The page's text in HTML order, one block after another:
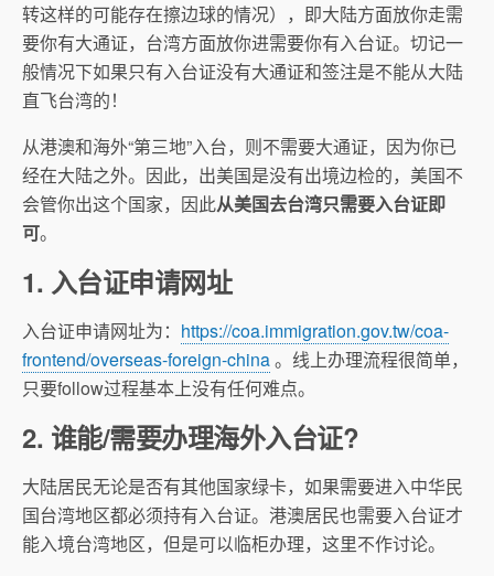
转这样的可能存在擦边球的情况），即大陆方面放你走需
要你有大通证，台湾方面放你进需要你有入台证。切记一
般情况下如果只有入台证没有大通证和签注是不能从大陆
直飞台湾的！
从港澳和海外“第三地”入台，则不需要大通证，因为你已
经在大陆之外。因此，出美国是没有出境边检的，美国不
会管你出这个国家，因此从美国去台湾只需要入台证即
可。
1. 入台证申请网址
入台证申请网址为： https://coa.immigration.gov.tw/coa-
frontend/overseas-foreign-china。线上办理流程很简单，
只要follow过程基本上没有任何难点。
2. 谁能/需要办理海外入台证?
大陆居民无论是否有其他国家绿卡，如果需要进入中华民
国台湾地区都必须持有入台证。港澳居民也需要入台证才
能入境台湾地区，但是可以临柜办理，这里不作讨论。